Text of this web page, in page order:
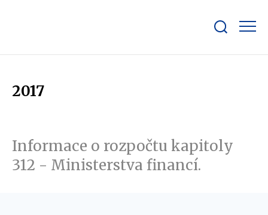
bar
2017
Informace o rozpočtu kapitoly
312 - Ministerstva financí.